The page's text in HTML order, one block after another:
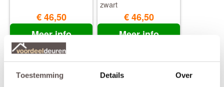
Toestemming Details Over
€ 46,50
Meer info
zwart
€ 46,50
Meer info